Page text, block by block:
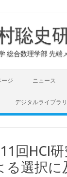
聡史
総合数理学部 先端
ージ ニュース
デジタルライブラ
回HCI
る選択